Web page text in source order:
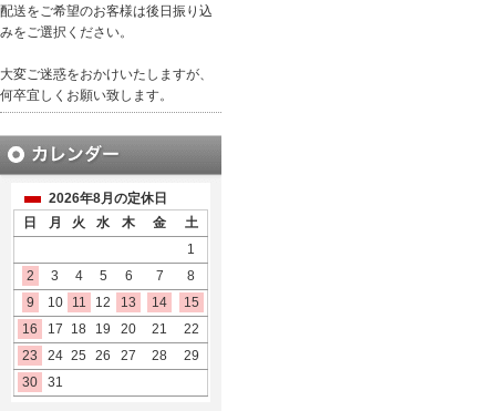
配送をご希望のお客様は後日振り込
みをご選択ください。
大変ご迷惑をおかけいたしますが、
何卒宜しくお願い致します。
2026年8月の定休日
日
月 火 水 木 金
土
1
2
3 4 5 6 7
8
9
10 11 12 13 14
15
16
17 18 19 20 21
22
23
24 25 26 27 28
29
30
31